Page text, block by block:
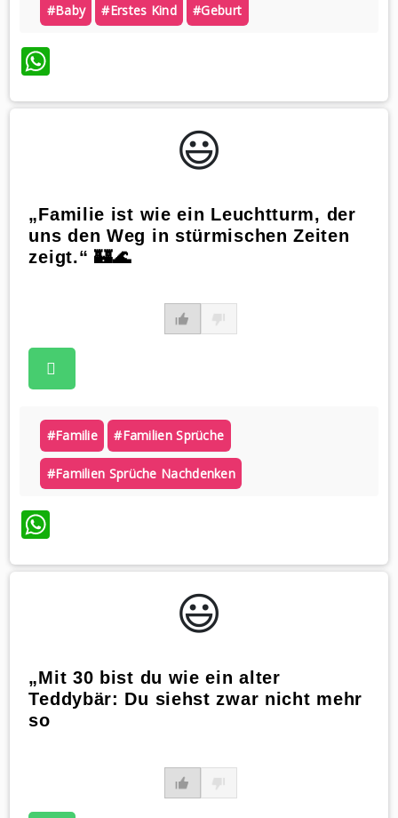
#baby #erstes Kind #geburt
WhatsApp
😃️
„Familie ist wie ein Leuchtturm, der
uns den Weg in stürmischen Zeiten
zeigt.“ 🏰🌊
#familie #familien Sprüche
#familien Sprüche Nachdenken
WhatsApp
😃️
„Mit 30 bist du wie ein alter
Teddybär: Du siehst zwar nicht mehr
so